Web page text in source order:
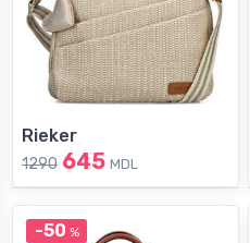
Rieker
1290 645 MDL
-50 %